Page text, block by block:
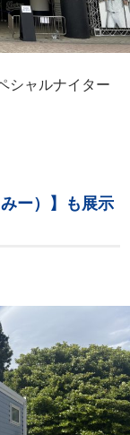
シャルナイター
ー）】も展示